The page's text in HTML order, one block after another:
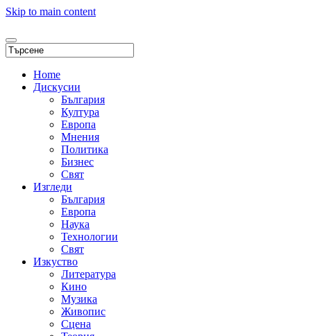
Skip to main content
Home
Дискусии
България
Култура
Европа
Мнения
Политика
Бизнес
Свят
Изгледи
България
Европа
Наука
Технологии
Свят
Изкуство
Литература
Кино
Музика
Живопис
Сцена